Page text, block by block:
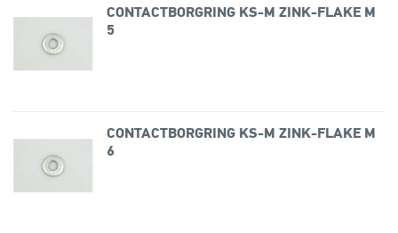
CONTACTBORGRING KS-M ZINK-FLAKE M
5
CONTACTBORGRING KS-M ZINK-FLAKE M
6